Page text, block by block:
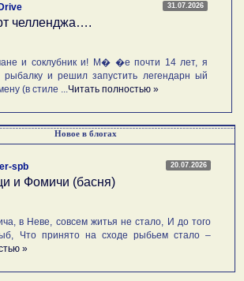
31.07.2026
челленджа….
и соклубник и! М� �е почти 14 лет, я
и решил запустить легендарн ый
(в стиле ... Читать полностью »
Новое в блогах
20.07.2026
spb
и Фомичи (басня)
в Неве, совсем житья не стало, И до того
Что принято на сходе рыбьем стало –
»